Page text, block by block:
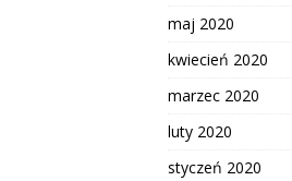
maj 2020
kwiecień 2020
marzec 2020
luty 2020
styczeń 2020